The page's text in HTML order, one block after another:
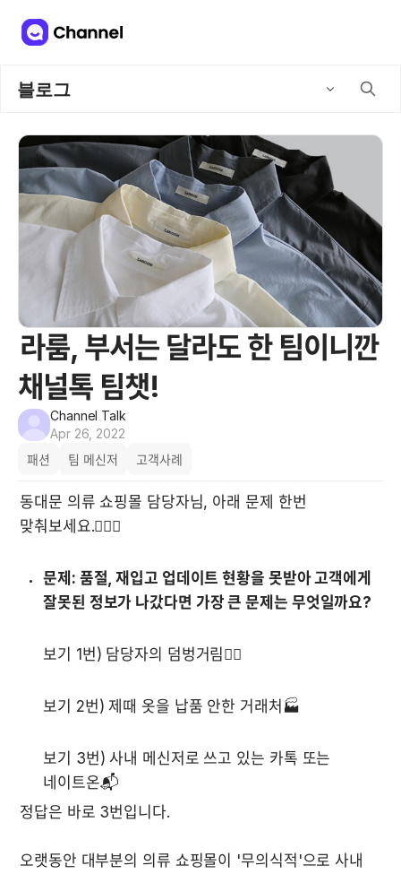
블로그
라룸, 부서는 달라도 한 팀이니깐
채널톡 팀챗!
Channel Talk
Apr 26, 2022
패션
팀 메신저 고객사례
동대문 의류 쇼핑몰 담당자님, 아래 문제 한번
맞춰보세요.🙋🏻‍♀️
문제: 품절, 재입고 업데이트 현황을 못받아 고객에게
잘못된 정보가 나갔다면 가장 큰 문제는 무엇일까요?
보기 1번) 담당자의 덤벙거림😵‍💫
보기 2번) 제때 옷을 납품 안한 거래처🏭
보기 3번) 사내 메신저로 쓰고 있는 카톡 또는
네이트온📬
정답은 바로 3번입니다.
오랫동안 대부분의 의류 쇼핑몰이 '무의식적'으로 사내